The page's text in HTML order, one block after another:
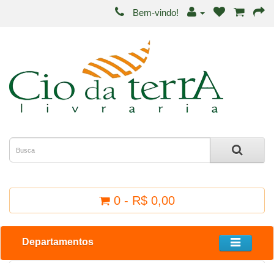
Bem-vindo!
0 - R$ 0,00
Departamentos